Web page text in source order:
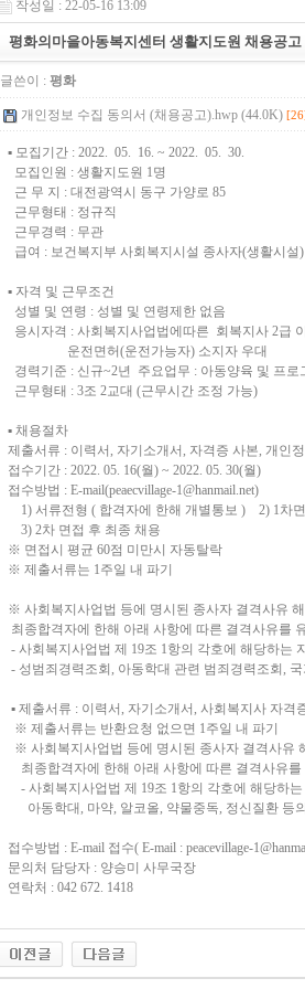
작성일 : 22-05-16 13:09
평화의마을아동복지센터 생활지도원 채용공고
글쓴이 : 평화
개인정보 수집 동의서 (채용공고).hwp (44.0K)
▪ 모집기간 : 2022. 05. 16. ~ 2022. 05. 30.
모집인원 : 생활지도원 1명
근 무 지 : 대전광역시 동구 가양로 85
근무형태 : 정규직
근무경력 : 무관
급여 : 보건복지부 사회복지시설 종사자(생활시설
▪ 자격 및 근무조건
성별 및 연령 : 성별 및 연령제한 없음
응시자격 : 사회복지사업법에따른 회복지사 2급
운전면허(운전가능자) 소지자 우대
경력기준 : 신규~2년 주요업무 : 아동양육 및 프로
근무형태 : 3조 2교대 (근무시간 조정 가능)
▪ 채용절차
제출서류 : 이력서, 자기소개서, 자격증 사본, 개인
접수기간 : 2022. 05. 16(월) ~ 2022. 05. 30(월)
접수방법 : E-mail(peaecvillage-1@hanmail.net)
1) 서류전형 ( 합격자에 한해 개별통보 ) 2) 1차면
3) 2차 면접 후 최종 채용
※ 면접시 평균 60점 미만시 자동탈락
※ 제출서류는 1주일 내 파기
※ 사회복지사업법 등에 명시된 종사자 결격사유
최종합격자에 한해 아래 사항에 따른 결격사유를
- 사회복지사업법 제 19조 1항의 각호에 해당하는
- 성범죄경력조회, 아동학대 관련 범죄경력조회,
▪ 제출서류 : 이력서, 자기소개서, 사회복지사 자격
※ 제출서류는 반환요청 없으면 1주일 내 파기
※ 사회복지사업법 등에 명시된 종사자 결격사유
최종합격자에 한해 아래 사항에 따른 결격사유를
- 사회복지사업법 제 19조 1항의 각호에 해당하는
아동학대, 마약, 알코올, 약물중독, 정신질환 등
접수방법 : E-mail 접수( E-mail : peacevillage-
문의처 담당자 : 양승미 사무국장
연락처 : 042 672. 1418